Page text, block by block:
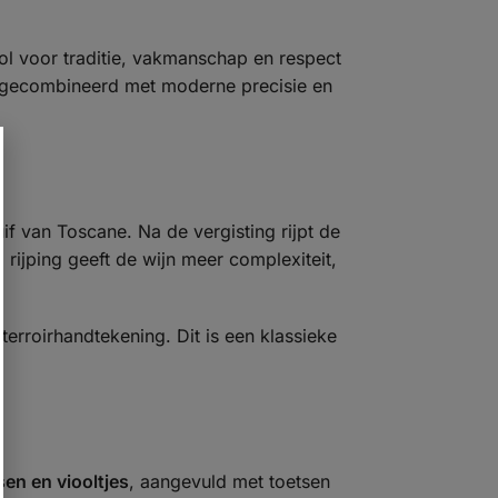
voor traditie, vakmanschap en respect
met moderne precisie en
van Toscane. Na de vergisting rijpt de
geeft de wijn meer complexiteit,
Dit is een klassieke
en viooltjes, aangevuld met toetsen